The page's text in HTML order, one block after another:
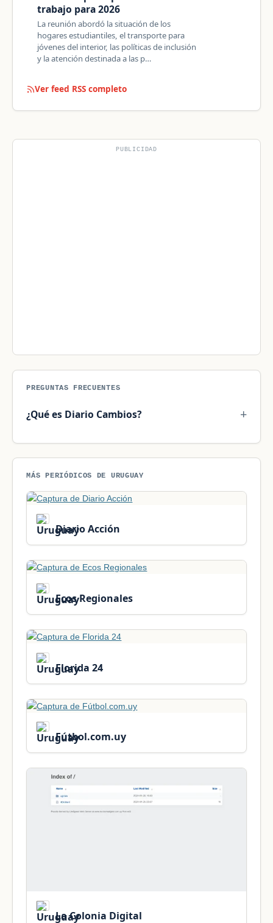
trabajo para 2026
La reunión abordó la situación de los
hogares estudiantiles, el transporte para
jóvenes del interior, las políticas de inclusión
y la atención destinada a las p…
Ver feed RSS completo
PUBLICIDAD
PREGUNTAS FRECUENTES
¿Qué es Diario Cambios?
MÁS PERIÓDICOS DE URUGUAY
Diario Acción
Ecos Regionales
Florida 24
Fútbol.com.uy
La Colonia Digital